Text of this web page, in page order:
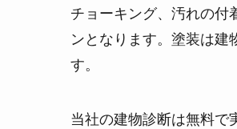
チョーキング、汚れの付
ンとなります。塗装は建
す。
当社の建物診断は無料で